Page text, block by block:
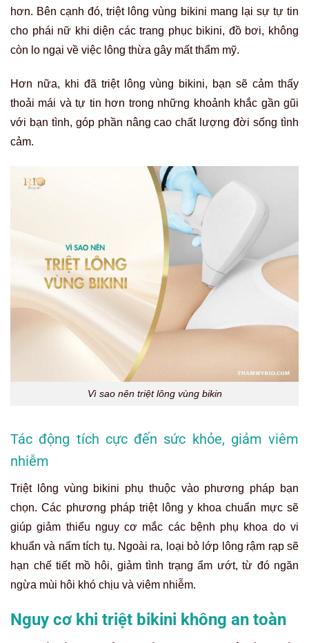
hơn. Bên cạnh đó, triệt lông vùng bikini mang lại sự tự tin
cho phái nữ khi diện các trang phục bikini, đồ bơi, không
còn lo ngại về việc lông thừa gây mất thẩm mỹ.
Hơn nữa, khi đã triệt lông vùng bikini, bạn sẽ cảm thấy
thoải mái và tự tin hơn trong những khoảnh khắc gần gũi
với bạn tình, góp phần nâng cao chất lượng đời sống tình
cảm.
Vì sao nên triệt lông vùng bikin
Tác động tích cực đến sức khỏe, giảm viêm
nhiễm
Triệt lông vùng bikini phụ thuộc vào phương pháp bạn
chọn. Các phương pháp triệt lông y khoa chuẩn mực sẽ
giúp giảm thiểu nguy cơ mắc các bệnh phụ khoa do vi
khuẩn và nấm tích tụ. Ngoài ra, loại bỏ lớp lông rậm rạp sẽ
hạn chế tiết mồ hôi, giảm tình trạng ẩm ướt, từ đó ngăn
ngừa mùi hôi khó chịu và viêm nhiễm.
Nguy cơ khi triệt bikini không an toàn